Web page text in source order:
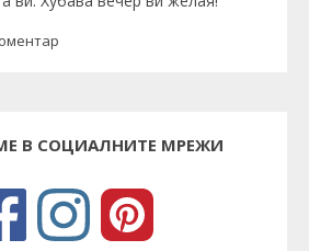
В СОЦИАЛНИТЕ МРЕЖИ